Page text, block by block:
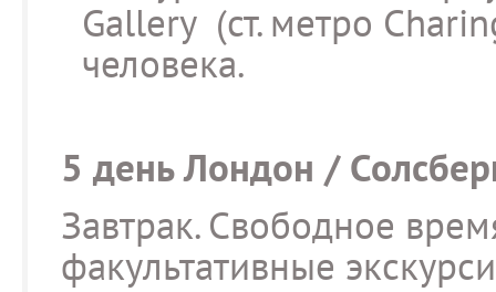
Gallery (ст. метро
человека.
5 день Лондон /
Завтрак. Свободное
факультативные